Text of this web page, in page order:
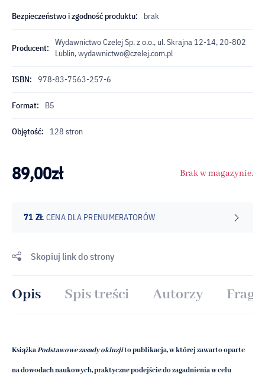
Bezpieczeństwo i zgodność produktu: brak
Producent:
Wydawnictwo Czelej Sp. z o.o., ul. Skrajna 12-14, 20-802
Lublin,wydawnictwo@czelej.com.pl
ISBN: 978-83-7563-257-6
Format: B5
Objętość: 128 stron
89,00zł Brak w magazynie.
71 ZŁ CENA DLA PRENUMERATORÓW
Skopiuj link do strony
Opis Spis treści Autorzy
KsiążkaPodstawowe zasady okluzjito publikacja, w której zawarto oparte
na dowodach naukowych, praktyczne podejście do zagadnienia w celu